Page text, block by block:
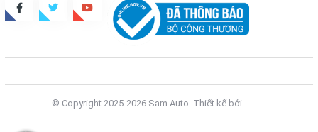
© Copyright 2025-2026 Sam Auto. Thiết kế bởi